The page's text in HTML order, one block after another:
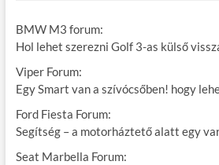
BMW M3 forum:
Hol lehet szerezni Golf 3-as külső
Viper Forum:
Egy Smart van a szívócsőben! hogy
Ford Fiesta Forum:
Segítség – a motorháztető alatt egy
Seat Marbella Forum: